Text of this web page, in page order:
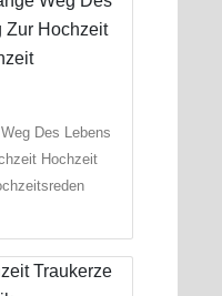
Des Lebens
Hochzeit